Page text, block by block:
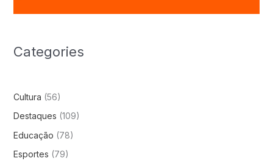
Categories
Cultura (56)
Destaques (109)
Educação (78)
Esportes (79)